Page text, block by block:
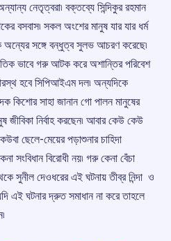
নেতৃত্বরা৷ বক্তব্যে সিন্দিকুর রহমান
বসবাস৷ সকল অংশের মানুষ যার যার ধর্ম
অন্যের সঙ্গে বন্ধুত্ব সুলভ আচরণ করেছে৷
ভাবে গরু আটক করে অশান্তির পরিবেশ
হবে সিপিআইএম দল৷ অন্যদিকে
কিশোর সাহা জানান গো পালন মানুষের
জীবিকা নির্বাহ করছেন৷ আবার কেউ কেউ
ছেলে-মেয়ের পড়াশুনার চাহিদা
সংবিধান বিরোধী নয়৷ গরু কেনা বেঁচা
সুনীল দেওধরের এই ঘটনায় তীব্র নিন্দা ও
এই ঘটনার দ্রুত সমাধান না করে তাহলে